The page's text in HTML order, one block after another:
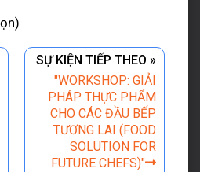
SỰ KIỆN TIẾP THEO »
"WORKSHOP: GIẢI
PHÁP THỰC PHẨM
CHO CÁC ĐẦU BẾP
TƯƠNG LAI (FOOD
SOLUTION FOR
FUTURE CHEFS)"